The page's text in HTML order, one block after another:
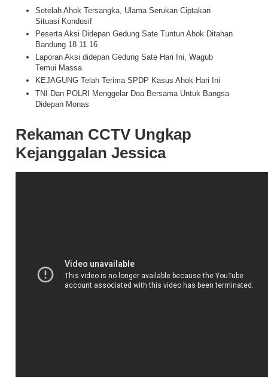
Setelah Ahok Tersangka, Ulama Serukan Ciptakan
Situasi Kondusif
Peserta Aksi Didepan Gedung Sate Tuntun Ahok Ditahan
Bandung 18 11 16
Laporan Aksi didepan Gedung Sate Hari Ini, Wagub
Temui Massa
KEJAGUNG Telah Terima SPDP Kasus Ahok Hari Ini
TNI Dan POLRI Menggelar Doa Bersama Untuk Bangsa
Didepan Monas
Rekaman CCTV Ungkap
Kejanggalan Jessica